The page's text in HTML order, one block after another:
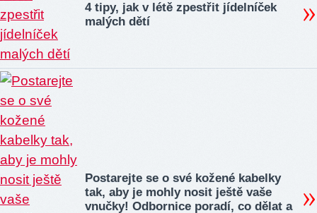
4 tipy, jak v létě zpestřit jídelníček
malých dětí
Postarejte se o své kožené kabelky
tak, aby je mohly nosit ještě vaše
vnučky! Odbornice poradí, co dělat a